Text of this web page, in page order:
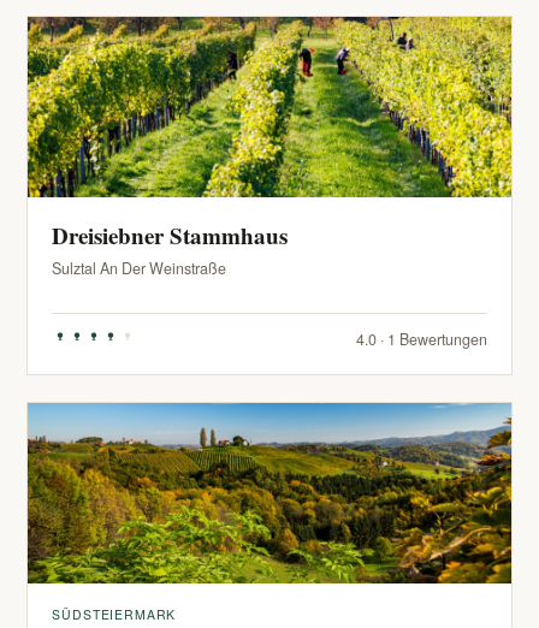
Dreisiebner Stammhaus
Sulztal An Der Weinstraße
4.0 · 1 Bewertungen
SÜDSTEIERMARK